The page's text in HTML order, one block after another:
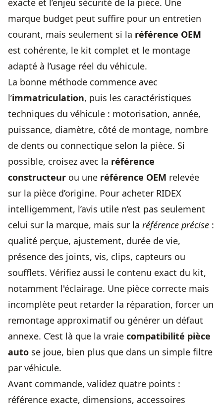
exacte et l’enjeu sécurité de la pièce. Une
marque budget peut suffire pour un entretien
courant, mais seulement si la référence OEM
est cohérente, le kit complet et le montage
adapté à l’usage réel du véhicule.
La bonne méthode commence avec
l’immatriculation, puis les caractéristiques
techniques du véhicule : motorisation, année,
puissance, diamètre, côté de montage, nombre
de dents ou connectique selon la pièce. Si
possible, croisez avec la référence
constructeur ou une référence OEM relevée
sur la pièce d’origine. Pour acheter RIDEX
intelligemment, l’avis utile n’est pas seulement
celui sur la marque, mais sur la référence précise :
qualité perçue, ajustement, durée de vie,
présence des joints, vis, clips, capteurs ou
soufflets. Vérifiez aussi le contenu exact du kit,
notamment l'éclairage. Une pièce correcte mais
incomplète peut retarder la réparation, forcer un
remontage approximatif ou générer un défaut
annexe. C’est là que la vraie compatibilité pièce
auto se joue, bien plus que dans un simple filtre
par véhicule.
Avant commande, validez quatre points :
référence exacte, dimensions, accessoires